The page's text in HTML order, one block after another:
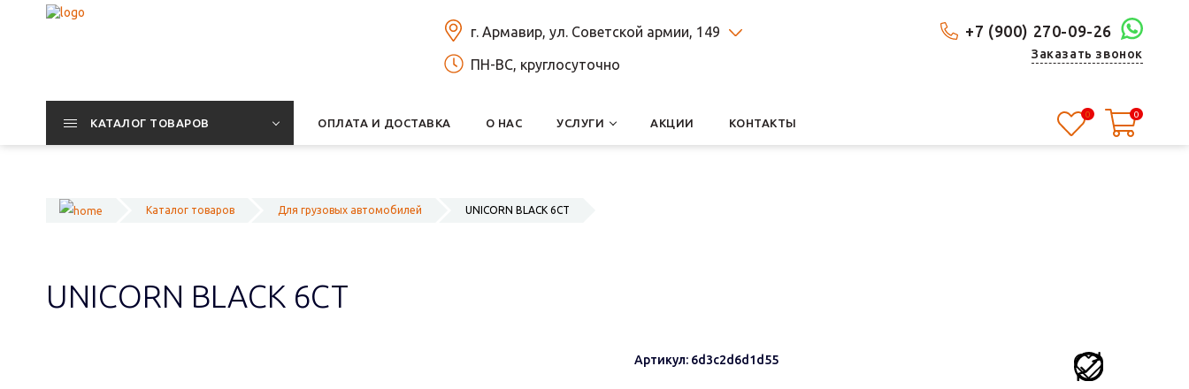
+7 (900) 270-09-26
Заказать звонок
г. Армавир, ул. Советской армии, 149
ПН-ВС, круглосуточно
КАТАЛОГ ТОВАРОВ ОПЛАТА И ДОСТАВКА О НАС УСЛУГИ АКЦИИ КОНТАКТЫ
0 0
Каталог товаров Для грузовых автомобилей UNICORN BLACK 6СТ
UNICORN BLACK 6СТ
Артикул: 6d3c2d6d1d55